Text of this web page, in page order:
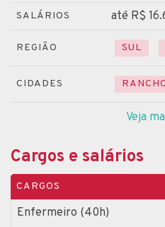
SALÁRIOS até R$
REGIÃO SUL
CIDADES
Veja
Cargos e salários
CARGOS
Enfermeiro (40h)